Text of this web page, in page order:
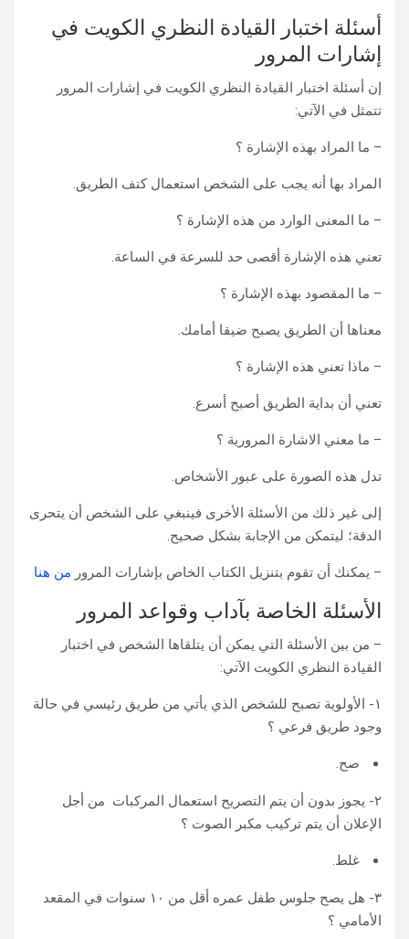
أسئلة اختبار القيادة النظري الكويت في
إشارات المرور
إن أسئلة اختبار القيادة النظري الكويت في إشارات المرور
تتمثل في الآتي:
– ما المراد بهذه الإشارة ؟
المراد بها أنه يجب على الشخص استعمال كتف الطريق.
– ما المعنى الوارد من هذه الإشارة ؟
تعني هذه الإشارة أقصى حد للسرعة في الساعة.
– ما المقصود بهذه الإشارة ؟
معناها أن الطريق يصبح ضيقا أمامك.
– ماذا تعني هذه الإشارة ؟
تعني أن بداية الطريق أصبح أسرع.
– ما معني الاشارة المرورية ؟
تدل هذه الصورة على عبور الأشخاص.
إلى غير ذلك من الأسئلة الأخرى فينبغي على الشخص أن يتحرى
الدقة؛ ليتمكن من الإجابة بشكل صحيح.
– يمكنك أن تقوم بتنزيل الكتاب الخاص بإشارات المرور من هنا
الأسئلة الخاصة بآداب وقواعد المرور
– من بين الأسئلة التي يمكن أن يتلقاها الشخص في اختبار
القيادة النظري الكويت الآتي:
١- الأولوية تصبح للشخص الذي يأتي من طريق رئيسي في حالة
وجود طريق فرعي ؟
صح.
٢- يجوز بدون أن يتم التصريح استعمال المركبات من أجل
الإعلان أن يتم تركيب مكبر الصوت ؟
غلط.
٣- هل يصح جلوس طفل عمره أقل من ١٠ سنوات في المقعد
الأمامي ؟